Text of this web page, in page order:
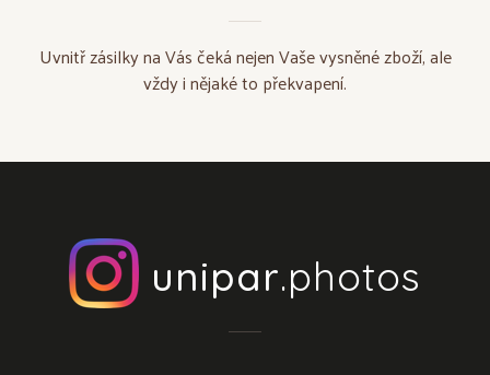
Uvnitř zásilky na Vás čeká nejen Vaše vysněné zboží, ale
vždy i nějaké to překvapení.
unipar.photos